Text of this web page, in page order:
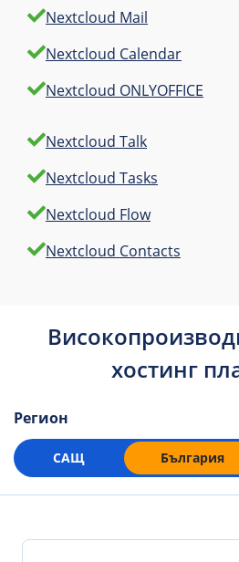
Nextcloud Mail
Nextcloud Calendar
Nextcloud ONLYOFFICE
Nextcloud Talk
Nextcloud Tasks
Nextcloud Flow
Nextcloud Contacts
хостинг
Регион
САЩ България